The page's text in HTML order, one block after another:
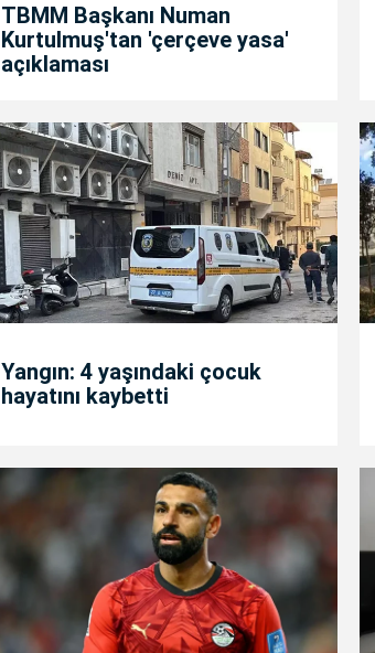
TBMM Başkanı Numan
Kurtulmuş'tan 'çerçeve yasa'
açıklaması
Yangın: 4 yaşındaki çocuk
hayatını kaybetti